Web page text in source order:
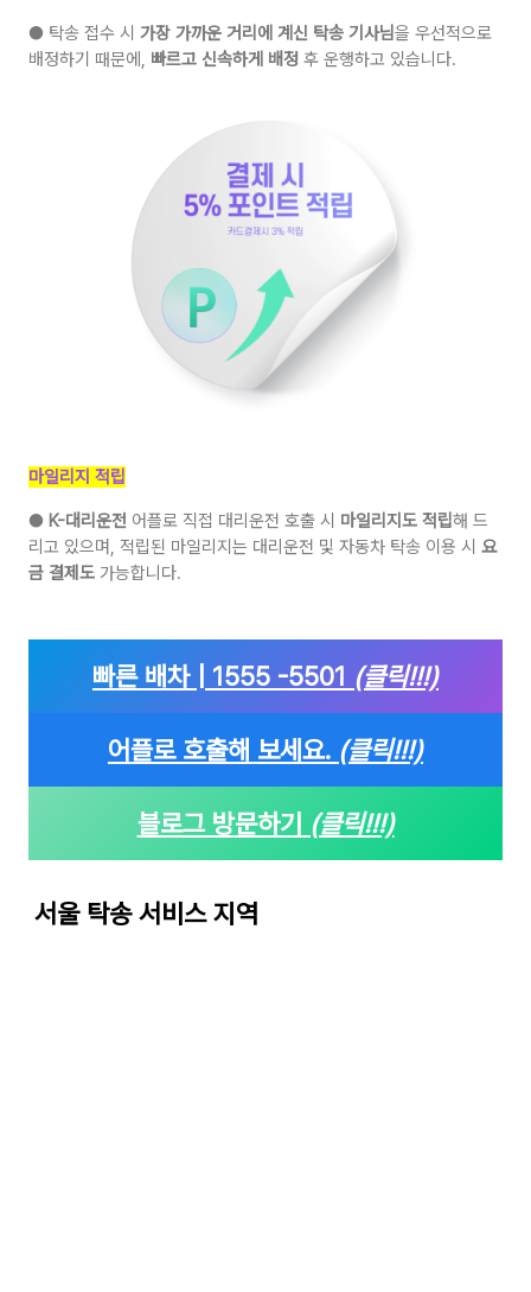
● 탁송 접수 시 가장 가까운 거리에 계신 탁송 기사님을 우선적으로
배정하기 때문에, 빠르고 신속하게 배정 후 운행하고 있습니다.
마일리지 적립
● K-대리운전 어플로 직접 대리운전 호출 시 마일리지도 적립해 드
리고 있으며, 적립된 마일리지는 대리운전 및 자동차 탁송 이용 시 요
금 결제도 가능합니다.
빠른 배차 | 1555 -5501 (클릭!!!)
어플로 호출해 보세요. (클릭!!!)
블로그 방문하기 (클릭!!!)
서울탁송 서비스 지역